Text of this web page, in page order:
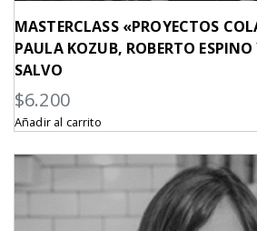
MASTERCLASS «PROYECTOS
PAULA KOZUB, ROBERTO ESPINO
SALVO
$6.200
Añadir al carrito